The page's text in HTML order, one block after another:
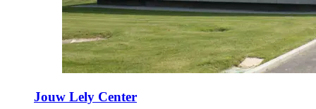
Jouw Lely Center